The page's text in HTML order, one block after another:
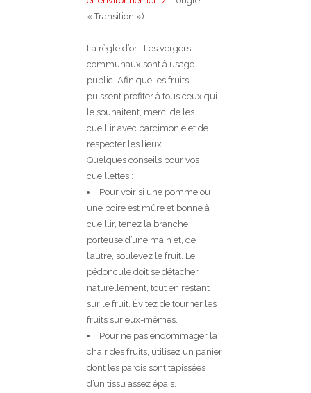
« Transition »).
La règle d’or : Les vergers
communaux sont à usage
public. Afin que les fruits
puissent profiter à tous ceux qui
le souhaitent, merci de les
cueillir avec parcimonie et de
respecter les lieux.
Quelques conseils pour vos
cueillettes :
Pour voir si une pomme ou
une poire est mûre et bonne à
cueillir, tenez la branche
porteuse d’une main et, de
l’autre, soulevez le fruit. Le
pédoncule doit se détacher
naturellement, tout en restant
sur le fruit. Évitez de tourner les
fruits sur eux-mêmes.
Pour ne pas endommager la
chair des fruits, utilisez un panier
dont les parois sont tapissées
d’un tissu assez épais.